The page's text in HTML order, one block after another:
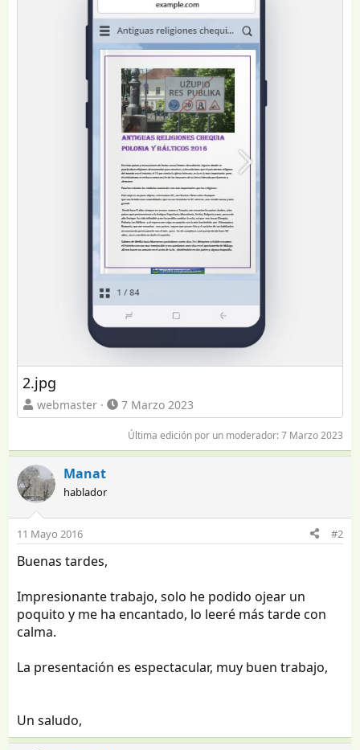
2.jpg
webmaster 7 Marzo 2023
Última edición por un moderador:7 Marzo 2023
Manat
hablador
11 Mayo 2016 #2
Buenas tardes,
Impresionante trabajo, solo he podido ojear un
poquito y me ha encantado, lo leeré más tarde con
calma.
La presentación es espectacular, muy buen trabajo,
Un saludo,